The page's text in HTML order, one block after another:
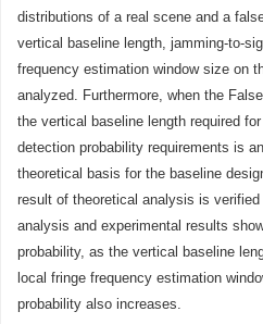
distributions of a real scene and a
vertical baseline length, jamming-to-
frequency estimation window size on
analyzed. Furthermore, when the
the vertical baseline length required
detection probability requirements is
theoretical basis for the baseline
result of theoretical analysis is
analysis and experimental results
probability, as the vertical baseline
local fringe frequency estimation
probability also increases.